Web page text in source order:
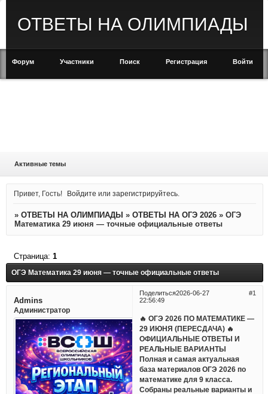
ОТВЕТЫ НА ОЛИМПИАДЫ
Форум Участники Поиск Регистрация Войти
Активные темы
Привет, Гость! Войдите илизарегистрируйтесь
» ОТВЕТЫ НА ОЛИМПИАДЫ » ОТВЕТЫ НА ОГЭ 2026 » ОГЭ
Математика 29 июня — точные официальные ответы
ОГЭ Математика 29 июня — точные официальные ответы
Страница: 1
Поделиться 1
2026-06-27
22:56:49
Admins
Администратор
🔥 ОГЭ 2026 ПО МАТЕМАТИКЕ —
29 ИЮНЯ (ПЕРЕСДАЧА) 🔥
ОФИЦИАЛЬНЫЕ ОТВЕТЫ И
РЕАЛЬНЫЕ ВАРИАНТЫ
Полная и самая актуальная
база материалов ОГЭ 2026 по
математике для 9 класса.
Собраны реальные варианты и